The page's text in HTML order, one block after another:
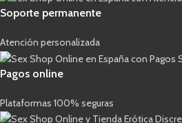
Soporte permanente
Atención personalizada
Pagos online
Plataformas 100% seguras